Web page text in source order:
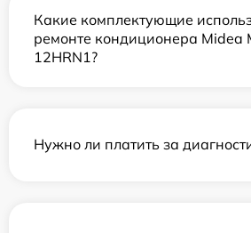
Какие комплектующие
ремонте кондиционера Midea
12HRN1?
Нужно ли платить за